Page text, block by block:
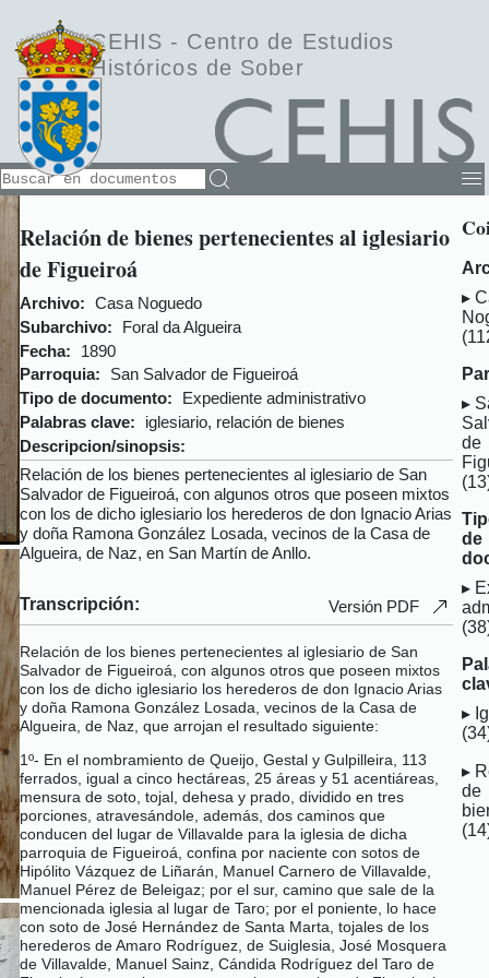
CEHIS - Centro de Estudios
Históricos de Sober
Relación de bienes pertenecientes al iglesiario
de Figueiroá
Archivo:
Casa Noguedo
Subarchivo:
Foral da Algueira
Fecha:
1890
Parroquia:
San Salvador de Figueiroá
Tipo de documento:
Expediente administrativo
Palabras clave:
iglesiario, relación de bienes
Descripcion/sinopsis:
Relación de los bienes pertenecientes al iglesiario de San
Salvador de Figueiroá, con algunos otros que poseen mixtos
con los de dicho iglesiario los herederos de don Ignacio Arias
y doña Ramona González Losada, vecinos de la Casa de
Algueira, de Naz, en San Martín de Anllo.
Transcripción: Versión PDF
Relación de los bienes pertenecientes al iglesiario de San
Salvador de Figueiroá, con algunos otros que poseen mixtos
con los de dicho iglesiario los herederos de don Ignacio Arias
y doña Ramona González Losada, vecinos de la Casa de
Algueira, de Naz, que arrojan el resultado siguiente:
1º- En el nombramiento de Queijo, Gestal y Gulpilleira, 113
ferrados, igual a cinco hectáreas, 25 áreas y 51 acentiáreas,
mensura de soto, tojal, dehesa y prado, dividido en tres
porciones, atravesándole, además, dos caminos que
conducen del lugar de Villavalde para la iglesia de dicha
parroquia de Figueiroá, confina por naciente con sotos de
Hipólito Vázquez de Liñarán, Manuel Carnero de Villavalde,
Manuel Pérez de Beleigaz; por el sur, camino que sale de la
mencionada iglesia al lugar de Taro; por el poniente, lo hace
con soto de José Hernández de Santa Marta, tojales de los
herederos de Amaro Rodríguez, de Suiglesia, José Mosquera
de Villavalde, Manuel Sainz, Cándida Rodríguez del Taro de
de
de
de